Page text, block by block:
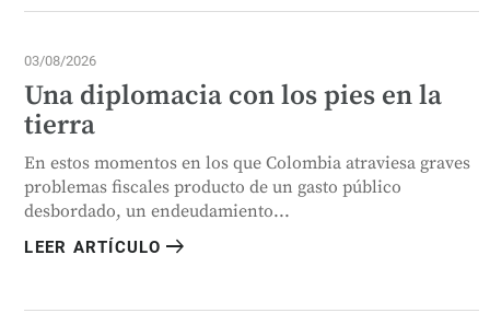
03/08/2026
Una diplomacia con los pies en la
tierra
En estos momentos en los que Colombia atraviesa graves
problemas fiscales producto de un gasto público
desbordado, un endeudamiento...
LEER ARTÍCULO arrow_right_alt